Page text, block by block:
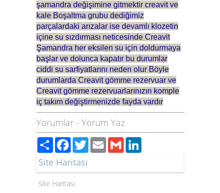
şamandra değişimine gitmektir creavit ve
kale Boşaltma grubu dediğimiz
parçalardaki arızalar ise devamlı klozetin
içine su sızdırması neticesinde Creavit
Şamandra her eksilen su için doldurmaya
başlar ve dolunca kapatır bu durumlar
ciddi su sarfiyatlarını neden olur Böyle
durumlarda Creavit gömme rezervuar ve
Creavit gömme rezervuarlarınızın komple
iç takım değiştirmenizde fayda vardır
Yorumlar - Yorum Yaz
PaylaşFacebook
TwitterEmailGmail
Site Haritası
Site Haritası